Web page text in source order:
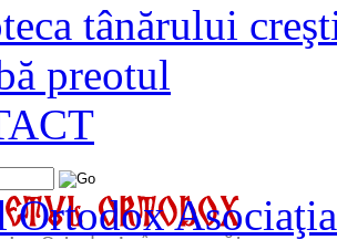
tânărului
preotul
Ortodox